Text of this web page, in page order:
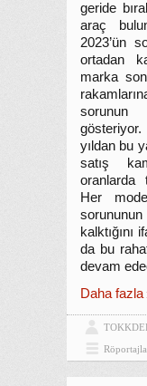
geride
araç
2023’ün
ortadan
marka
sorunun
yıldan bu
satış
oranlarda
Her
kalktığını
da bu
devam
Daha fazla